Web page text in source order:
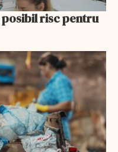
posibil risc pentru